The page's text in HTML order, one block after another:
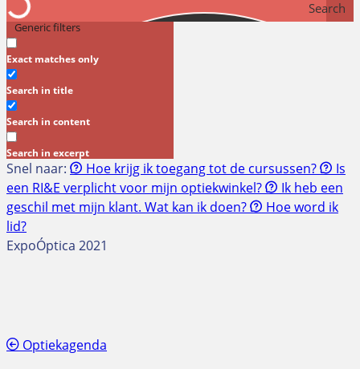
Search
Generic filters
Exact matches only
Search in title
Search in content
Search in excerpt
Snel naar: Hoe krijg ik toegang tot de cursussen?
Is
een RI&E verplicht voor mijn optiekwinkel?
Ik heb een
geschil met mijn klant. Wat kan ik doen?
Hoe word ik
lid?
ExpoÓptica 2021
Optiekagenda